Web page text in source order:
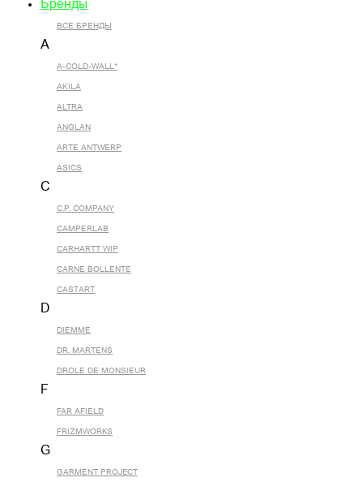
Бренды
ВСЕ БРЕНДЫ
A
A-COLD-WALL*
AKILA
ALTRA
ANGLAN
ARTE ANTWERP
ASICS
C
C.P. COMPANY
CAMPERLAB
CARHARTT WIP
CARNE BOLLENTE
CASTART
D
DIEMME
DR. MARTENS
DROLE DE MONSIEUR
F
FAR AFIELD
FRIZMWORKS
G
GARMENT PROJECT